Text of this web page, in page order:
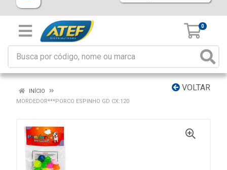
0
VOLTAR
INÍCIO
MORDEDOR***PORCO ESPINHO GD CX:120